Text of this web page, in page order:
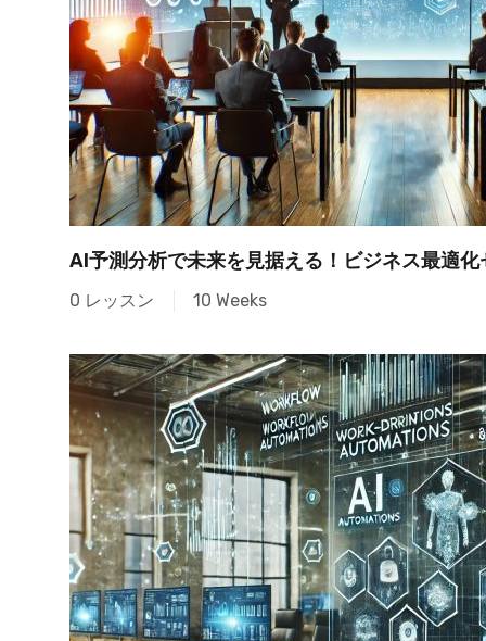
AI予測分析で未来を見据える！ビジネス最適化
0 レッスン 10 Weeks